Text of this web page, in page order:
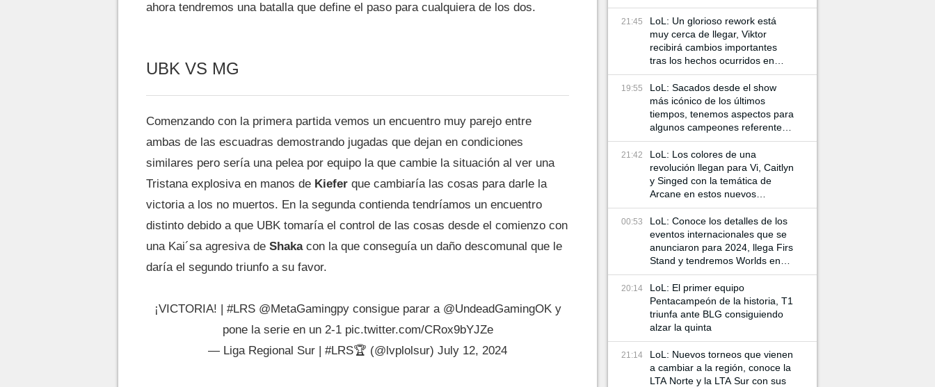
ahora tendremos una batalla que define el paso para cualquiera de los dos.
UBK VS MG
Comenzando con la primera partida vemos un encuentro muy parejo entre
ambas de las escuadras demostrando jugadas que dejan en condiciones
similares pero sería una pelea por equipo la que cambie la situación al ver una
Tristana explosiva en manos de Kiefer que cambiaría las cosas para darle la
victoria a los no muertos. En la segunda contienda tendríamos un encuentro
distinto debido a que UBK tomaría el control de las cosas desde el comienzo con
una Kai´sa agresiva de Shakacon la que conseguía un daño descomunal que le
daría el segundo triunfo a su favor.
¡VICTORIA! | #LRS @MetaGamingpyconsigue parar a @UndeadGamingOKy
pone la serie en un 2-1 pic.twitter.com/CRox9bYJZe
— Liga Regional Sur | #LRS🏆 (@lvplolsur) July 12, 2024
2025
21:45
LoL: Un glorioso rework está
muy cerca de llegar, Viktor
recibirá cambios importantes
tras los hechos ocurridos en
Arcane
19:55
LoL: Sacados desde el show
más icónico de los últimos
tiempos, tenemos aspectos para
algunos campeones referentes
a Arcane
21:42
LoL: Los colores de una
revolución llegan para Vi, Caitlyn
y Singed con la temática de
Arcane en estos nuevos
aspectos
00:53
LoL: Conoce los detalles de los
eventos internacionales que se
anunciaron para 2024, llega Firs
Stand y tendremos Worlds en
China
20:14
LoL: El primer equipo
Pentacampeón de la historia, T1
triunfa ante BLG consiguiendo
alzar la quinta
21:14
LoL: Nuevos torneos que vienen
a cambiar a la región, conoce la
LTA Norte y la LTA Sur con sus